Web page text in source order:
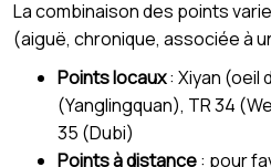
La combinaison des points
(aiguë, chronique, associée à
Points locaux: Xiyan (oeil
(Yanglingquan), TR 34
35 (Dubi)
Points à distance: pour